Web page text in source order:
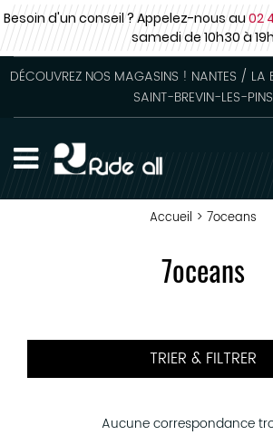
Besoin d'un conseil ? Appelez-nous au02
samedide 10h30 à 19h
DÉCOUVREZ NOS MAGASINS ! NANTES / LA
SAINT-BREVIN-LES-PINS
Accueil > 7oceans
7oceans
TRIER & FILTRER
Aucune correspondance